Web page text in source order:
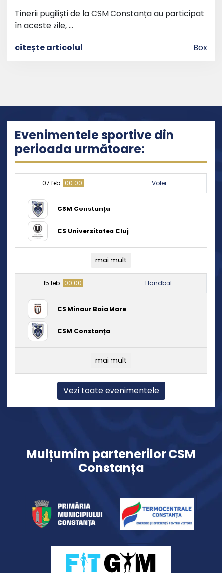
Tinerii pugiliști de la CSM Constanța au participat
în aceste zile, …
citește articolul
Box
Evenimentele sportive din
perioada următoare:
07 feb. 00:00 Volei
CSM Constanța
CS Universitatea Cluj
mai mult
15 feb. 00:00 Handbal
CS Minaur Baia Mare
CSM Constanța
mai mult
Vezi toate evenimentele
Mulțumim partenerilor CSM
Constanța